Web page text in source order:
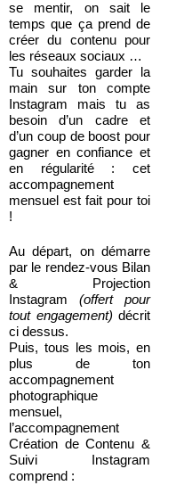
se mentir, on sait le
temps que ça prend de
créer du contenu pour
les réseaux sociaux …
Tu souhaites garder la
main sur ton compte
Instagram mais tu as
besoin d’un cadre et
d’un coup de boost pour
gagner en confiance et
en régularité : cet
accompagnement
mensuel est fait pour toi
!
Au départ, on démarre
par le rendez-vous Bilan
& Projection
Instagram(offert pour
tout engagement) décrit
ci dessus.
Puis, tous les mois, en
plus de ton
accompagnement
photographique
mensuel,
l’accompagnement
Création de Contenu &
Suivi Instagram
comprend :